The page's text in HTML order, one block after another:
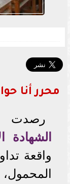
محرر أنا حوا
رصدت
الشهادة
واقعة